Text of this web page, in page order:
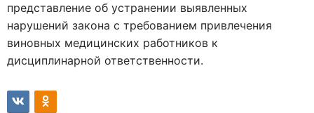
представление об устранении выявленных
нарушений закона с требованием привлечения
виновных медицинских работников к
дисциплинарной ответственности.